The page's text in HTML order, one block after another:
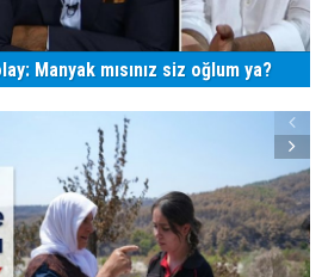
Manyak mısınız siz oğlum ya?